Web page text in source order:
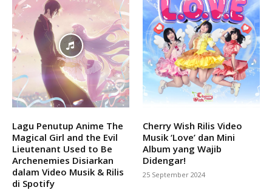
Lagu Penutup Anime The
Magical Girl and the Evil
Lieutenant Used to Be
Archenemies Disiarkan
dalam Video Musik & Rilis
di Spotify
Cherry Wish Rilis Video
Musik ‘Love’ dan Mini
Album yang Wajib
Didengar!
25 September 2024